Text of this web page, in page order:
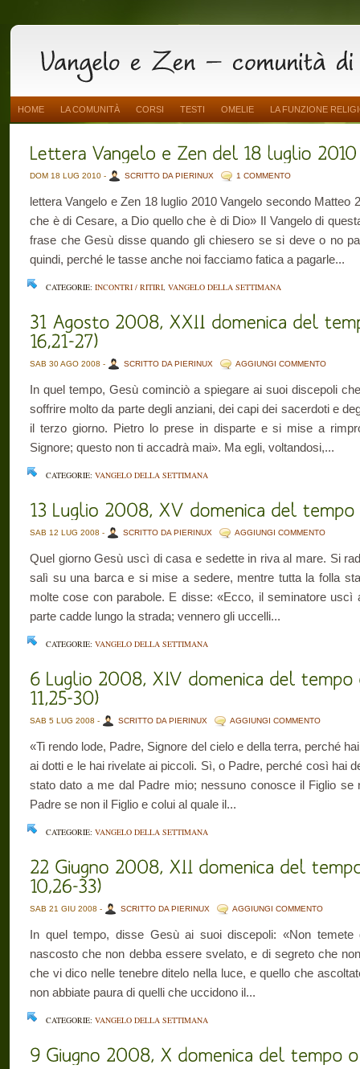
HOME LA COMUNITÀ CORSI TESTI OMELIE LA FUNZIONE
DOM 18 LUG 2010 - SCRITTO DA PIERINUX 1 COMMENTO
lettera Vangelo e Zen 18 luglio 2010 Vangelo secondo Matteo
che è di Cesare, a Dio quello che è di Dio» Il Vangelo di
frase che Gesù disse quando gli chiesero se si deve o no
quindi, perché le tasse anche noi facciamo fatica a pagarle...
CATEGORIE: INCONTRI / RITIRI, VANGELO DELLA SETTIMANA
SAB 30 AGO 2008 - SCRITTO DA PIERINUX AGGIUNGI COMMENTO
In quel tempo, Gesù cominciò a spiegare ai suoi discepoli
soffrire molto da parte degli anziani, dei capi dei sacerdoti e
il terzo giorno. Pietro lo prese in disparte e si mise a
Signore; questo non ti accadrà mai». Ma egli, voltandosi,...
CATEGORIE: VANGELO DELLA SETTIMANA
SAB 12 LUG 2008 - SCRITTO DA PIERINUX AGGIUNGI COMMENTO
Quel giorno Gesù uscì di casa e sedette in riva al mare. Si
salì su una barca e si mise a sedere, mentre tutta la folla
molte cose con parabole. E disse: «Ecco, il seminatore uscì
parte cadde lungo la strada; vennero gli uccelli...
CATEGORIE: VANGELO DELLA SETTIMANA
SAB 5 LUG 2008 - SCRITTO DA PIERINUX AGGIUNGI COMMENTO
«Ti rendo lode, Padre, Signore del cielo e della terra, perché
ai dotti e le hai rivelate ai piccoli. Sì, o Padre, perché così hai
stato dato a me dal Padre mio; nessuno conosce il Figlio
Padre se non il Figlio e colui al quale il...
CATEGORIE: VANGELO DELLA SETTIMANA
SAB 21 GIU 2008 - SCRITTO DA PIERINUX AGGIUNGI COMMENTO
In quel tempo, disse Gesù ai suoi discepoli: «Non temete
nascosto che non debba essere svelato, e di segreto che
che vi dico nelle tenebre ditelo nella luce, e quello che
non abbiate paura di quelli che uccidono il...
CATEGORIE: VANGELO DELLA SETTIMANA